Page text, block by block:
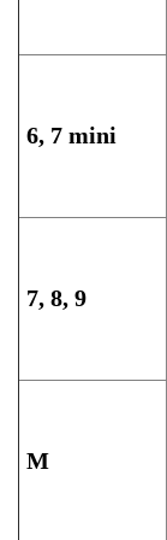
6, 7 mini
7, 8, 9
M